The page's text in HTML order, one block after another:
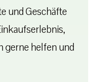
und Geschäfte
gerne helfen und